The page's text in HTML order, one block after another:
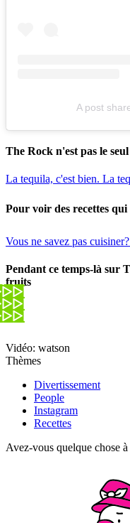
A post
The Rock n'est pas le
La tequila, c'est bien. La
Pour voir des recettes
Vous ne savez pas
Pendant ce temps-là sur
fruits
Vidéo: watson
Thèmes
Divertissement
People
Instagram
Recettes
Avez-vous quelque chose